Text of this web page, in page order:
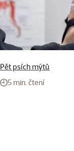
Pět psích mýtů
5 min. čtení